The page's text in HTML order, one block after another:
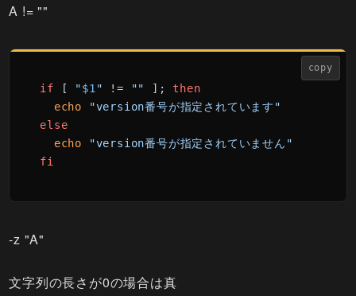
A != ""
copy
if [ "$1 " != "" ]; then
echo
"version番号が指定されています"
else
echo
"version番号が指定されていません"
fi
-z "A"
文字列の長さが0の場合は真